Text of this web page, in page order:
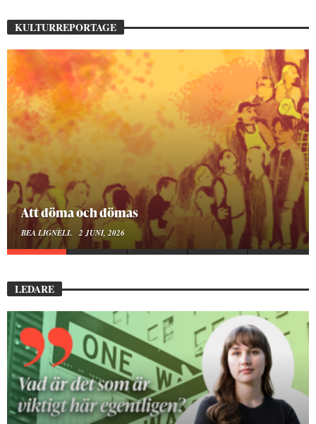
KULTURREPORTAGE
Mellan ånger och ältande
BEA LIGNELL 23 MARS, 2026
LEDARE